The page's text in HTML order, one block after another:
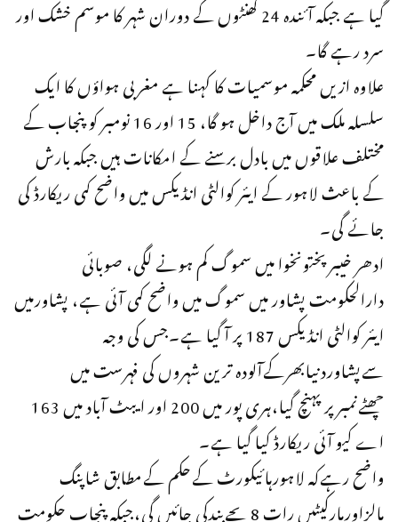
گیا ہے جبکہ آئندہ 24 گھنٹوں کے دوران شہر کا موسم خشک اور
سرد رہے گا۔
علاوہ ازیں محکمہ موسمیات کا کہنا ہے مغربی ہواؤں کا ایک
سلسلہ ملک میں آج داخل ہو گا، 15 اور 16 نومبر کو پنجاب کے
مختلف علاقوں میں بادل برسنے کے امکانات ہیں جبکہ بارش
کے باعث لاہور کے ایئر کوالٹی انڈیکس میں واضح کمی ریکارڈ کی
جائے گی۔
ادھر خیبرپختونخوا میں سموگ کم ہونے لگی، صوبائی
دارالحکومت پشاور میں سموگ میں واضح کمی آئی ہے، پشاورمیں
ایئر کوالٹی انڈیکس 187 پر آ گیا ہے۔جس کی وجہ
سےپشاوردنیابھرکےآلودہ ترین شہروں کی فہرست میں
چھٹےنمبرپر پہنچ گیا،ہری پور میں 200 اور ایبٹ آباد میں 163
اے کیو آئی ریکارڈ کیا گیا ہے۔
واضح رہےکہ لاہورہائیکورٹ کےحکم کےمطابق شاپنگ
مالزاورمارکیٹیں رات 8بجےبندکی جائیں گی،جبکہ پنجاب حکومت